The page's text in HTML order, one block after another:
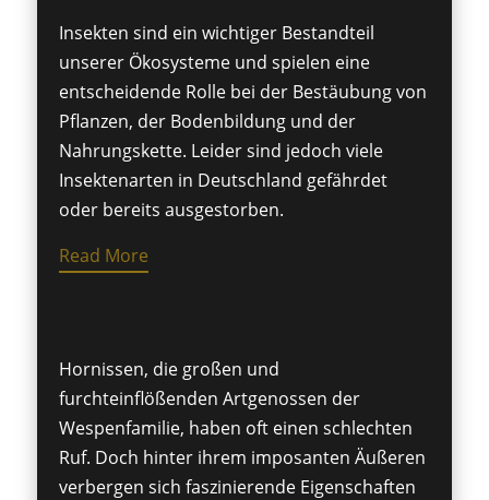
Insekten sind ein wichtiger Bestandteil
unserer Ökosysteme und spielen eine
entscheidende Rolle bei der Bestäubung von
Pflanzen, der Bodenbildung und der
Nahrungskette. Leider sind jedoch viele
Insektenarten in Deutschland gefährdet
oder bereits ausgestorben.
Read More
Hornissen, die großen und
furchteinflößenden Artgenossen der
Wespenfamilie, haben oft einen schlechten
Ruf. Doch hinter ihrem imposanten Äußeren
verbergen sich faszinierende Eigenschaften